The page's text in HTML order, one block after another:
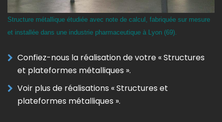
Structure métallique étudiée avec note de calcul, fabriquée sur mesure
et installée dans une industrie pharmaceutique à Lyon (69).
Confiez-nous la réalisation de votre « Structures
et plateformes métalliques ».
Voir plus de réalisations « Structures et
plateformes métalliques ».